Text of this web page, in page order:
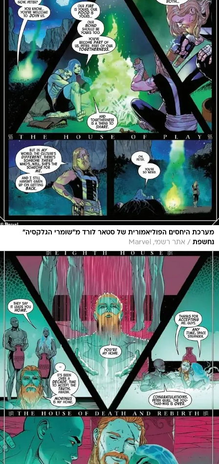
מערכת היחסים הפוליאמורית של סטאר לורד מ"שומרי הגלקסיה"
נחשפת / אתר רשמי, Marvel